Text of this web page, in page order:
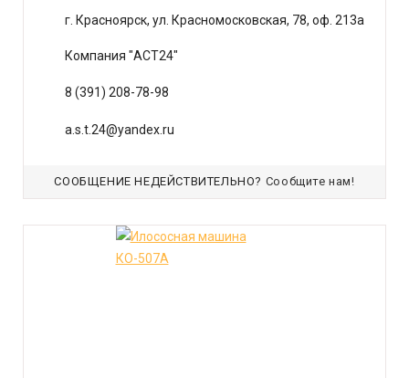
г. Красноярск, ул. Красномосковская, 78, оф. 213а
Компания "АСТ24"
8 (391) 208-78-98
a.s.t.24@yandex.ru
СООБЩЕНИЕ НЕДЕЙСТВИТЕЛЬНО? Сообщите нам!